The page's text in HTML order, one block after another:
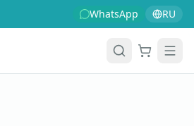
WhatsApp RU